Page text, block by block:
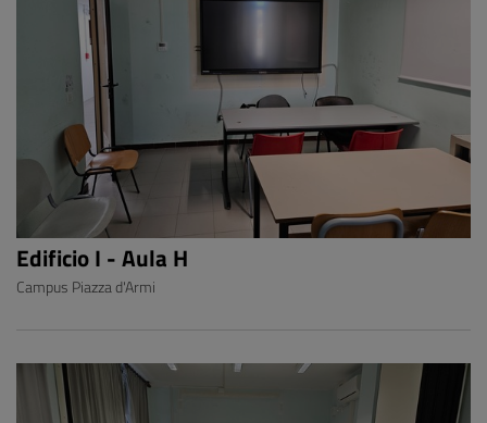
Edificio I - Aula H
Campus Piazza d'Armi